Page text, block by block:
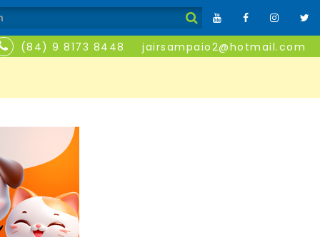
(84) 9 8173 8448 jairsampaio2@hotmail.com